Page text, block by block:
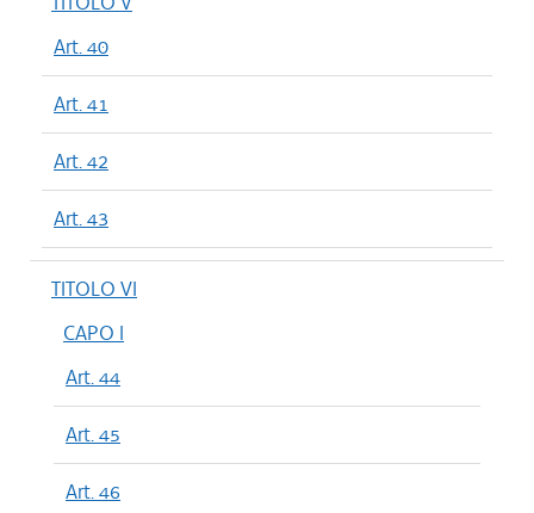
Art. 40
Art. 41
Art. 42
Art. 43
TITOLO VI
CAPO I
Art. 44
Art. 45
Art. 46